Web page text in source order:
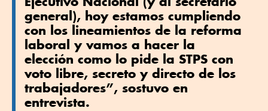
general), hoy estamos cumpliendo
con los lineamientos de la reforma
laboral y vamos a hacer la
elección como lo pide la STPS con
voto libre, secreto y directo de los
trabajadores”, sostuvo en
entrevista.